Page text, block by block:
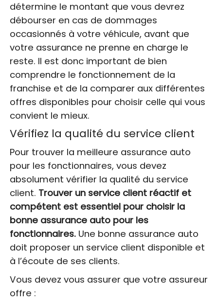
détermine le montant que vous devrez
débourser en cas de dommages
occasionnés à votre véhicule, avant que
votre assurance ne prenne en charge le
reste. Il est donc important de bien
comprendre le fonctionnement de la
franchise et de la comparer aux différentes
offres disponibles pour choisir celle qui vous
convient le mieux.
Vérifiez la qualité du service client
Pour trouver la meilleure assurance auto
pour les fonctionnaires, vous devez
absolument vérifier la qualité du service
client. Trouver un service client réactif et
compétent est essentiel pour choisir la
bonne assurance auto pour les
fonctionnaires. Une bonne assurance auto
doit proposer un service client disponible et
à l’écoute de ses clients.
Vous devez vous assurer que votre assureur
offre :